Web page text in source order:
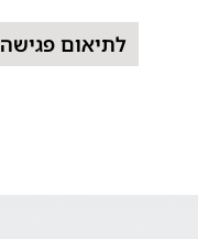
לתיאום פגישה